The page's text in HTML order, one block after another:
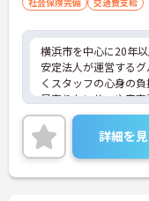
横浜市を中心に20年
安定法人が運営する
くスタッフの心身の
見守りセンサーや音
トでの記録ソフトな
しています。これによ
負担を大幅に削減し
えるゆとりある労働
祉士の方は月収31.8
詳細を